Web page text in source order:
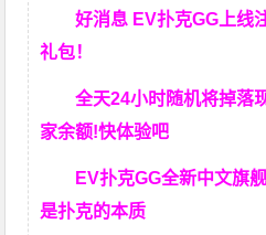
好消息 EV扑克GG上线
礼包！
全天24小时随机将掉落
家余额!快体验吧
EV扑克GG全新中文旗
是扑克的本质